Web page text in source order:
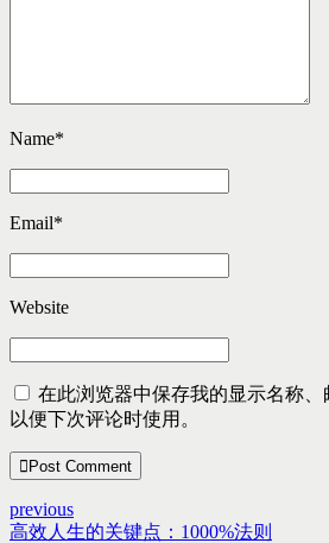
Name*
Email*
Website
在此浏览器中保存我的显示名称、
以便下次评论时使用。
Post Comment
previous
高效人生的关键点：1000%法则